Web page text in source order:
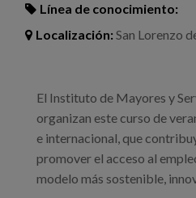
Línea de conocimiento:
Localización:San Lorenzo
El Instituto de Mayores y
organizan este curso de
e internacional, que
promover el acceso al
modelo más sostenible,